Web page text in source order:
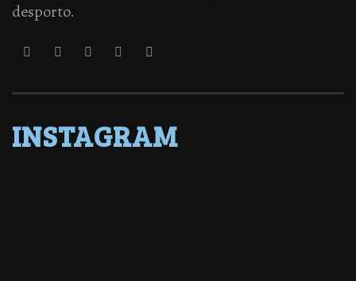
desporto.
INSTAGRAM